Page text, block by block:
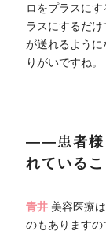
ロをプラスに
ラスにするだ
が送れるよう
りがいですね。
――患者様
れている
青井 美容医療
のもあります